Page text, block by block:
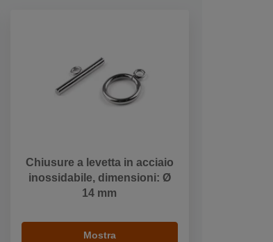
Chiusure a levetta in acciaio
inossidabile, dimensioni: Ø
14 mm
Mostra